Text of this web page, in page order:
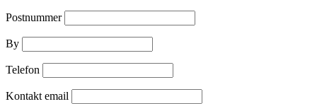
Postnummer
By
Telefon
Kontakt email